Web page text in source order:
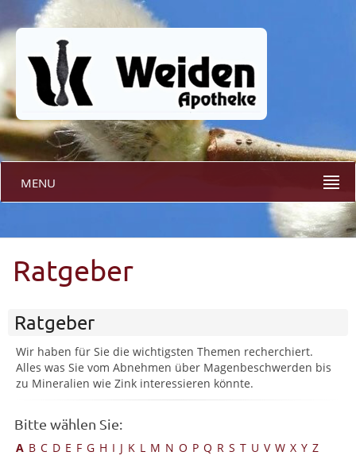
MENU
Ratgeber
Ratgeber
Wir haben für Sie die wichtigsten Themen recherchiert.
Alles was Sie vom Abnehmen über Magenbeschwerden bis
zu Mineralien wie Zink interessieren könnte.
Bitte wählen Sie:
A B C D E F G H I J K L M N O P Q R S T U V W X Y Z